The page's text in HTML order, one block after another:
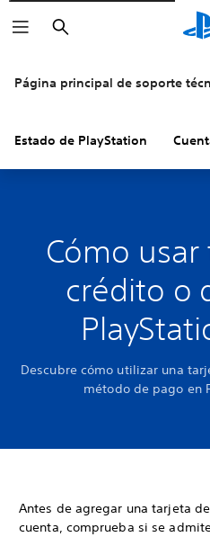
Buscar
Página principal de soporte
Estado de PlayStation
Cómo
crédito o
Descubre cómo utilizar una
método de pago en
Antes de agregar una tarjeta
cuenta, comprueba si se